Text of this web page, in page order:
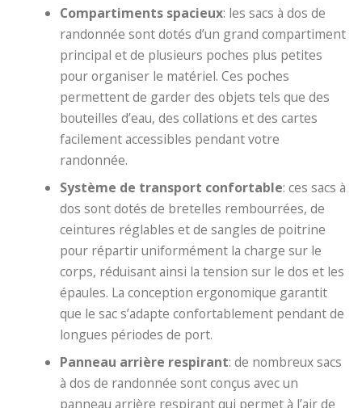
Compartiments spacieux: les sacs à dos de
randonnée sont dotés d’un grand compartiment
principal et de plusieurs poches plus petites
pour organiser le matériel. Ces poches
permettent de garder des objets tels que des
bouteilles d’eau, des collations et des cartes
facilement accessibles pendant votre
randonnée.
Système de transport confortable: ces sacs à
dos sont dotés de bretelles rembourrées, de
ceintures réglables et de sangles de poitrine
pour répartir uniformément la charge sur le
corps, réduisant ainsi la tension sur le dos et les
épaules. La conception ergonomique garantit
que le sac s’adapte confortablement pendant de
longues périodes de port.
Panneau arrière respirant: de nombreux sacs
à dos de randonnée sont conçus avec un
panneau arrière respirant qui permet à l’air de